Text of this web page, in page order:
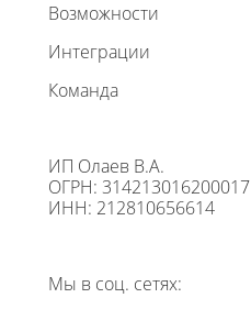
Возможности
Интеграции
Команда
ИП Олаев В.А.
ОГРН: 314213016200017
ИНН: 212810656614
Мы в соц. сетях: